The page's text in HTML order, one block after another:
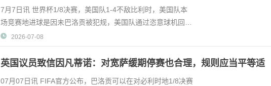
7月7日讯 世界杯1/8决赛，美国队1-4不敌比利时，美国队本
场竞赛地进球是因未巴洛贡被犯规，美国队通过恣意球机回破
门。阿根廷媒体《奥
2026-07-08
英国议员致信因凡蒂诺：对宽萨缓期停赛也合理，规则应当平等适
用
07月07日讯 FIFA官方公布，巴洛贡可以在对必利时地1/8决赛